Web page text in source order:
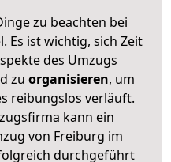
zu beachten bei
Es ist wichtig, sich Zeit
des Umzugs
zu organisieren, um
reibungslos verläuft.
kann ein
von Freiburg im
durchgeführt